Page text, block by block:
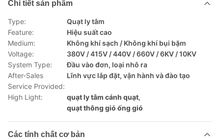
Chi tiết sản phẩm
Type:
Quạt ly tâm
Feature:
Hiệu suất cao
Medium:
Không khí sạch / Không khí bụi bặm
Voltage:
380V / 415V / 440V / 660V / 6KV / 10KV
System Type:
Đầu vào đơn, loại nhô ra
After-Sales
Service Provided:
Lĩnh vực lắp đặt, vận hành và đào tạo
High Light: quạt ly tâm cánh quạt,
quạt thông gió ống gió
Các tính chất cơ bản